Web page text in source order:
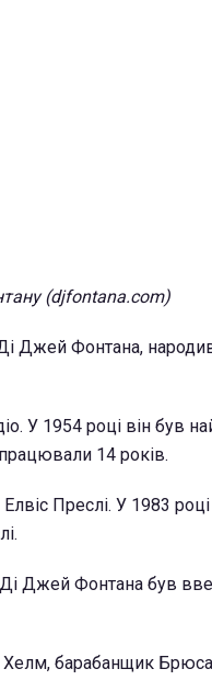
(djfontana.com)
Джей Фонтана,
У 1954 році він був
14 років.
Преслі. У 1983
Джей Фонтана був
барабанщик Брюса